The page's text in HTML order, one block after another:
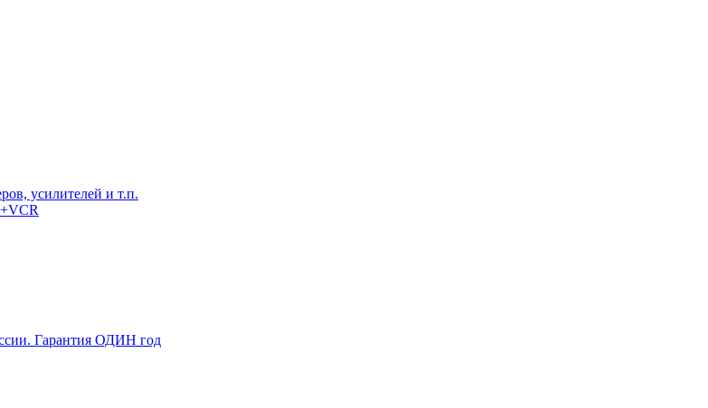
усилителей и т.п.
Гарантия ОДИН год